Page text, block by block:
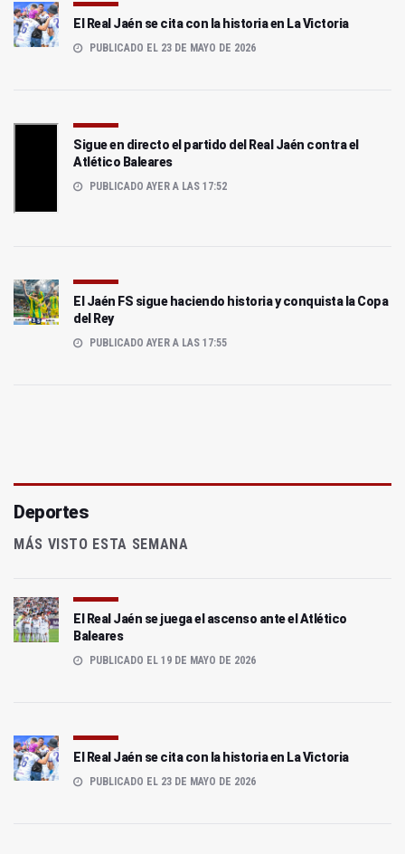
El Real Jaén se cita con la historia en La Victoria
PUBLICADO EL 23 DE MAYO DE 2026
Sigue en directo el partido del Real Jaén contra el
Atlético Baleares
PUBLICADO AYER A LAS 17:52
El Jaén FS sigue haciendo historia y conquista la Copa
del Rey
PUBLICADO AYER A LAS 17:55
Deportes
MÁS VISTO ESTA SEMANA
El Real Jaén se juega el ascenso ante el Atlético
Baleares
PUBLICADO EL 19 DE MAYO DE 2026
El Real Jaén se cita con la historia en La Victoria
PUBLICADO EL 23 DE MAYO DE 2026